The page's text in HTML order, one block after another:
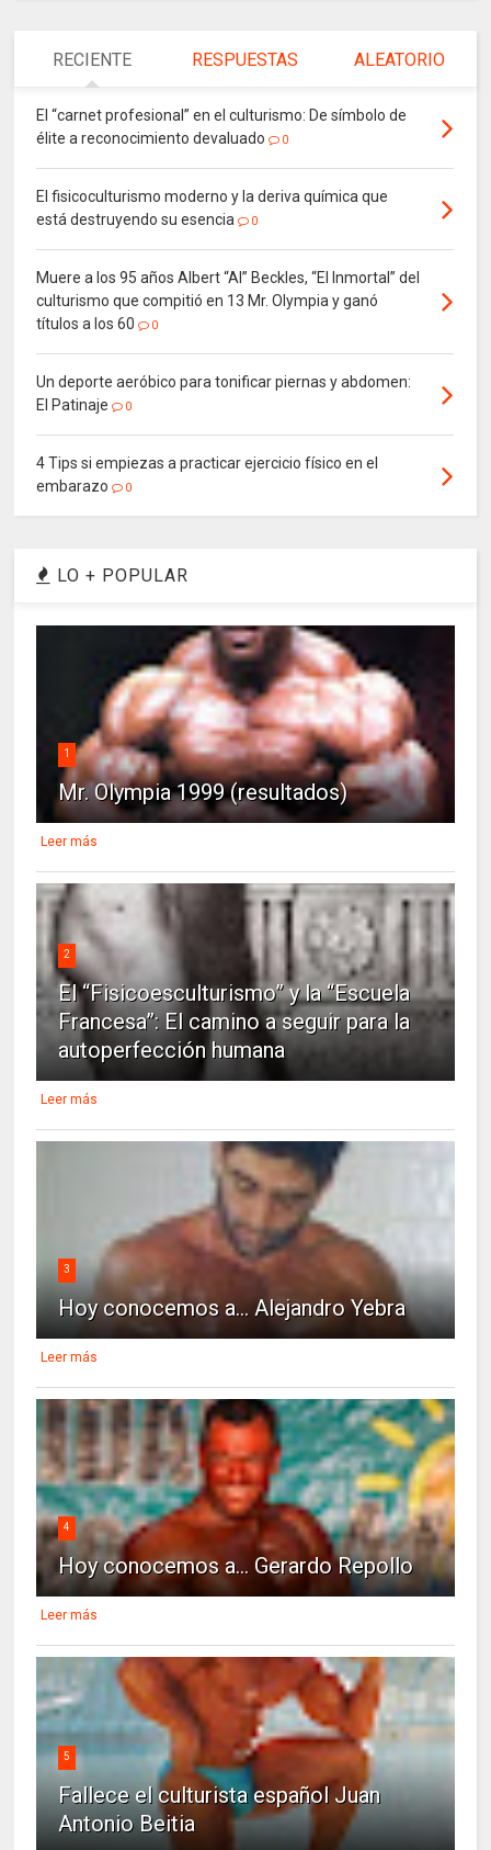
RECIENTE RESPUESTAS ALEATORIO
El “carnet profesional” en el culturismo: De símbolo de
élite a reconocimiento devaluado
0
El fisicoculturismo moderno y la deriva química que
está destruyendo su esencia
0
Muere a los 95 años Albert “Al” Beckles, “El Inmortal” del
culturismo que compitió en 13 Mr. Olympia y ganó
títulos a los 60
0
Un deporte aeróbico para tonificar piernas y abdomen:
El Patinaje
0
4 Tips si empiezas a practicar ejercicio físico en el
embarazo
0
LO + POPULAR
1
Mr. Olympia 1999 (resultados)
Leer más
2
El “Fisicoesculturismo” y la “Escuela
Francesa”: El camino a seguir para la
autoperfección humana
Leer más
3
Hoy conocemos a... Alejandro Yebra
Leer más
4
Hoy conocemos a... Gerardo Repollo
Leer más
5
Fallece el culturista español Juan
Antonio Beitia